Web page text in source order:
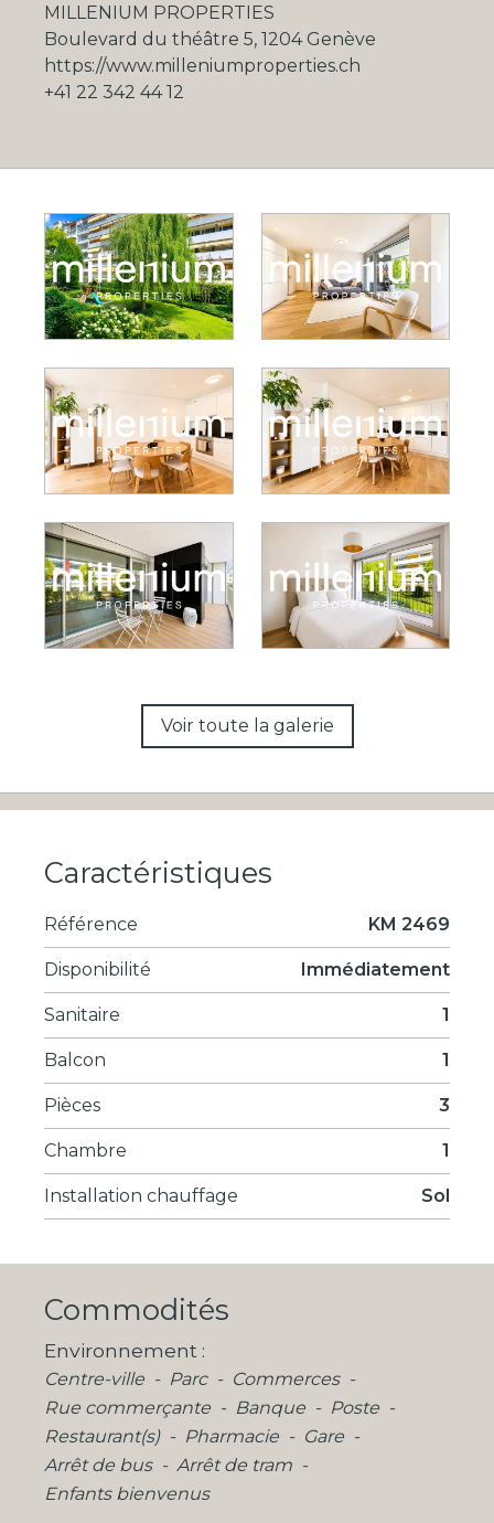
MILLENIUM PROPERTIES
Boulevard du théâtre 5, 1204 Genève
https://www.milleniumproperties.ch
+41 22 342 44 12
Voir toute la galerie
Caractéristiques
Référence KM 2469
Disponibilité Immédiatement
Sanitaire 1
Balcon 1
Pièces 3
Chambre 1
Installation chauffage Sol
Commodités
Environnement
Centre-ville Parc
Commerces
Rue commerçante
Banque
Poste
Restaurant(s)
Pharmacie
Gare
Arrêt de bus
Arrêt de tram
Enfants bienvenus